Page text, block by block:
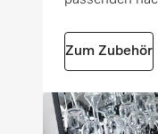
Zum Zubehör